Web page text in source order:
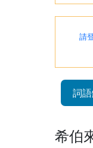
請
詞
希伯